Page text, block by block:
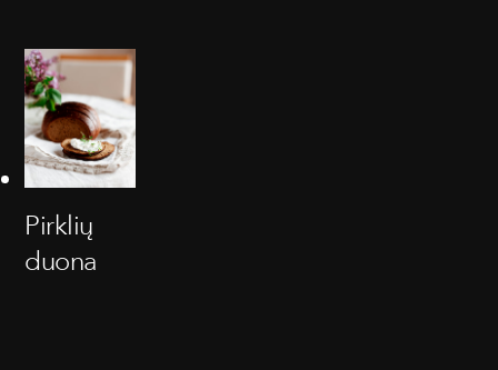
Pirklių
duona